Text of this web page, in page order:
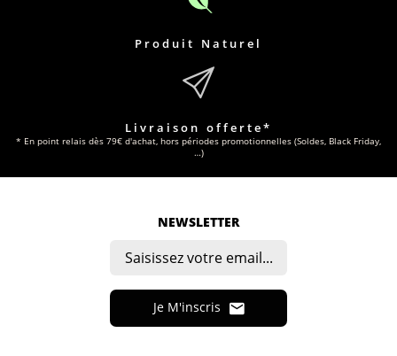
Produit Naturel
Livraison offerte*
* En point relais dès 79€ d'achat, hors périodes promotionnelles (Soldes, Black Friday,
…)
NEWSLETTER
Je M'inscris